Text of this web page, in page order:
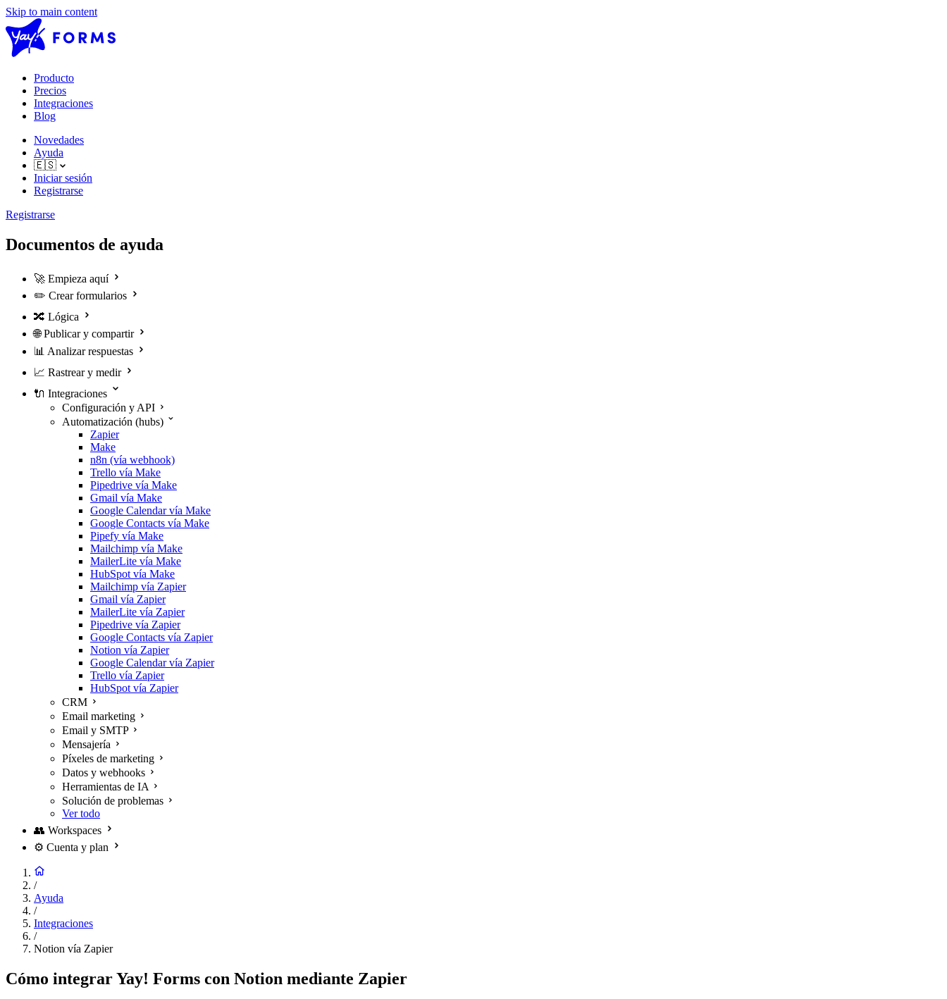
Skip to main content
Producto
Precios
Integraciones
Blog
Novedades
Ayuda
🇪🇸
Iniciar sesión
Registrarse
Registrarse
Documentos de ayuda
🚀 Empieza aquí
✏️ Crear formularios
🔀 Lógica
🌐 Publicar y compartir
📊 Analizar respuestas
📈 Rastrear y medir
🔌 Integraciones
Configuración y API
Automatización (hubs)
Zapier
Make
n8n (vía webhook)
Trello vía Make
Pipedrive vía Make
Gmail vía Make
Google Calendar vía Make
Google Contacts vía Make
Pipefy vía Make
Mailchimp vía Make
MailerLite vía Make
HubSpot vía Make
Mailchimp vía Zapier
Gmail vía Zapier
MailerLite vía Zapier
Pipedrive vía Zapier
Google Contacts vía Zapier
Notion vía Zapier
Google Calendar vía Zapier
Trello vía Zapier
HubSpot vía Zapier
CRM
Email marketing
Email y SMTP
Mensajería
Píxeles de marketing
Datos y webhooks
Herramientas de IA
Solución de problemas
Ver todo
👥 Workspaces
⚙️ Cuenta y plan
/
Ayuda
/
Integraciones
/
Notion vía Zapier
Cómo integrar Yay! Forms con Notion mediante Zapier